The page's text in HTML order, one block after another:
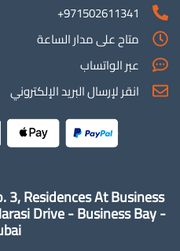
971502611341+
متاح على مدار الساعة
عبر الواتساب
انقر لإرسال البريد الإلكتروني
3, Residences At Business
Drive - Business Bay -